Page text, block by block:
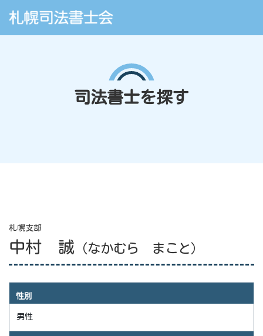
司法書士を探す
札幌支部
中村 誠 （なかむら まこと）
性別
男性